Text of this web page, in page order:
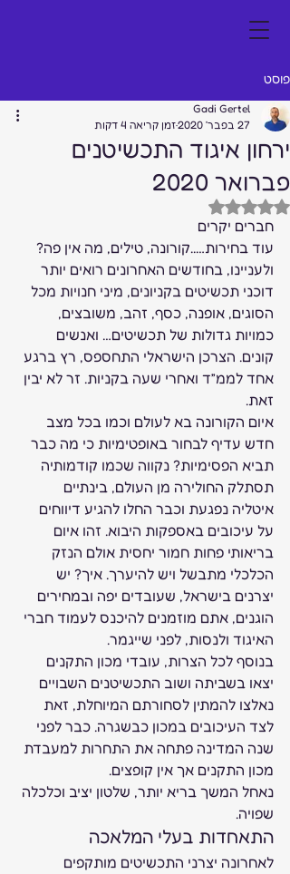
פוסט
ירחון איגוד התכשיטנים
פברואר 2020
Gadi Gertel
27 בפבר׳ 2020
זמן קריאה 4 דקות
דירוג של NaN מתוך 5 כוכבים
חברים יקרים
עוד בחירות…..קורונה, טילים, מה אין פה?
ולעניינו, בחודשים האחרונים רואים יותר
דוכני תכשיטים בקניונים, מיני חנויות מכל
הסוגים, אופנה, כסף, זהב, משובצים,
כמויות גדולות של תכשיטים… ואנשים
קונים. הצרכן הישראלי התחספס, רץ ברגע
אחד לממ”ד ואחרי שעה בקניות. זר לא יבין
זאת.
איום הקורונה בא לעולם וכמו בכל מצב
חדש עדיף לבחור באופטימיות כי מה כבר
תביא הפסימיות? נקווה שכמו קודמותיה
תסתלק החולירה מן העולם, בינתיים
איטליה נפגעת וכבר החלו להגיע דיווחים
על עיכובים באספקות היבוא. זהו איום
בריאותי פחות חמור יחסית אולם הנזק
הכלכלי מתבשל ויש להיערך. איך? יש
יצרנים בישראל, שעובדים יפה ובמחירים
הוגנים, אתם מוזמנים להיכנס לעמוד חברי
האיגוד ולנסות, לפני שייגמר.
בנוסף לכל הצרות, עובדי מכון התקנים
יצאו בשביתה ושוב התכשיטנים השבויים
נאלצו להמתין לסחורתם המיוחלת, זאת
לצד העיכובים במכון כבשגרה. כבר לפני
שנה המדינה פתחה את התחרות למעבדת
מכון התקנים אך אין קופצים.
נאחל המשך בריא יותר, שלטון יציב וכלכלה
שפויה.
התאחדות בעלי המלאכה
לאחרונה יצרני התכשיטים מותקפים